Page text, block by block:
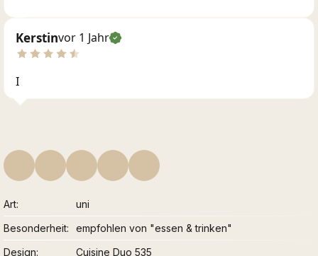
Kerstinvor 1 Jahr
I
Art
uni
Besonderheit
empfohlen von "essen & trinken"
Design
Cuisine Duo 535